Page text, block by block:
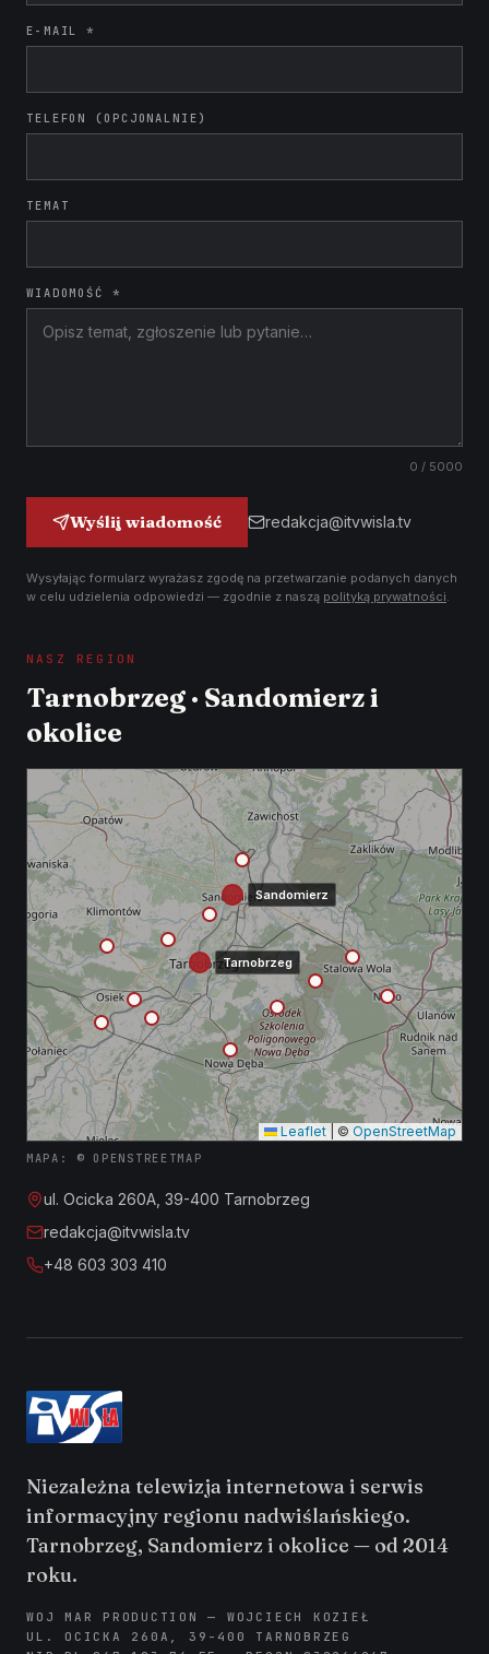
E-MAIL *
TELEFON (OPCJONALNIE)
TEMAT
WIADOMOŚĆ *
0 / 5000
Wyślij wiadomość redakcja@itvwisla.tv
Wysyłając formularz wyrażasz zgodę na przetwarzanie podanych danych
w celu udzielenia odpowiedzi — zgodnie z naszą polityką prywatności.
NASZ REGION
Tarnobrzeg · Sandomierz i
okolice
Tarnobrzeg
Sandomierz
Leaflet © OpenStreetMap
MAPA: © OPENSTREETMAP
ul. Ocicka 260A, 39-400 Tarnobrzeg
redakcja@itvwisla.tv
+48 603 303 410
Niezależna telewizja internetowa i serwis
informacyjny regionu nadwiślańskiego.
Tarnobrzeg, Sandomierz i okolice — od 2014
roku.
WOJ MAR PRODUCTION — WOJCIECH KOZIEŁ
UL. OCICKA 260A, 39-400 TARNOBRZEG